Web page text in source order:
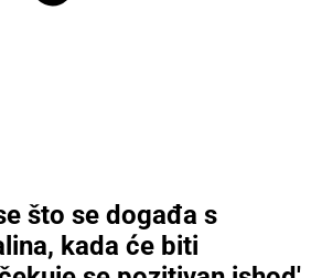
što se događa s
kada će biti